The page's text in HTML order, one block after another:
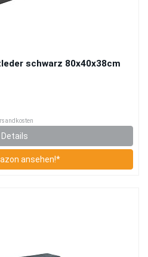
schwarz 80x40x38cm
Details
ansehen!*